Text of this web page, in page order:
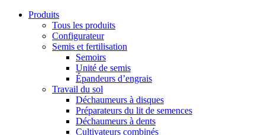
Produits
Tous les produits
Configurateur
Semis et fertilisation
Semoirs
Unité de semis
Épandeurs d’engrais
Travail du sol
Déchaumeurs à disques
Préparateurs du lit de semences
Déchaumeurs à dents
Cultivateurs combinés